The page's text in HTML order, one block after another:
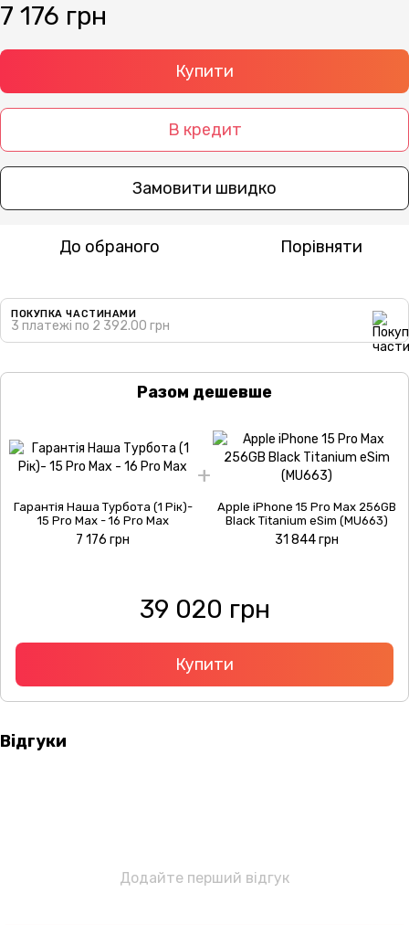
7 176 грн
Купити
В кредит
Замовити швидко
До обраного Порівняти
ПОКУПКА ЧАСТИНАМИ
3 платежі по 2 392.00 грн
Разом дешевше
Гарантія Наша Турбота (1 Рік)-
15 Pro Max - 16 Pro Max
7 176 грн
Apple iPhone 15 Pro Max 256GB
Black Titanium eSim (MU663)
31 844 грн
39 020 грн
Купити
Відгуки
Додайте перший відгук